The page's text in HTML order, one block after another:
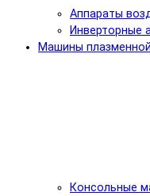
Аппараты
Инверторные
Машины
Консольные